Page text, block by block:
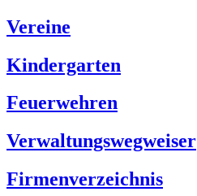
Vereine
Kindergarten
Feuerwehren
Verwaltungswegweiser
Firmenverzeichnis